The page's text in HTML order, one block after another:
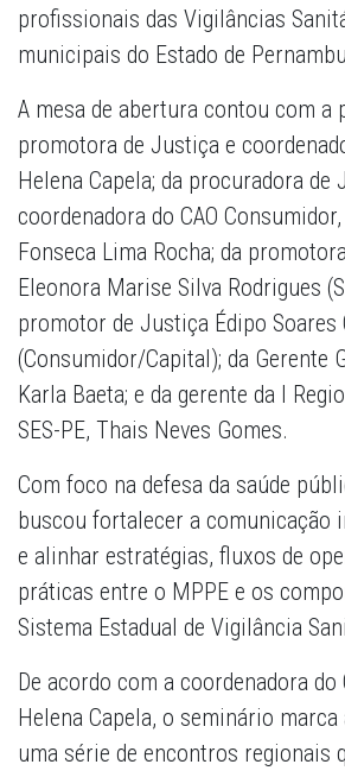
profissionais das Vigilâncias
municipais do Estado de
A mesa de abertura contou com a
promotora de Justiça e
Helena Capela; da procuradora de
coordenadora do CAO
Fonseca Lima Rocha; da
Eleonora Marise Silva Rodrigues
promotor de Justiça Édipo Soares
(Consumidor/Capital); da Gerente
Karla Baeta; e da gerente da I
SES-PE, Thais Neves Gomes.
Com foco na defesa da saúde
buscou fortalecer a comunicação
e alinhar estratégias, fluxos de
práticas entre o MPPE e os
Sistema Estadual de Vigilância
De acordo com a coordenadora do
Helena Capela, o seminário
uma série de encontros regionais